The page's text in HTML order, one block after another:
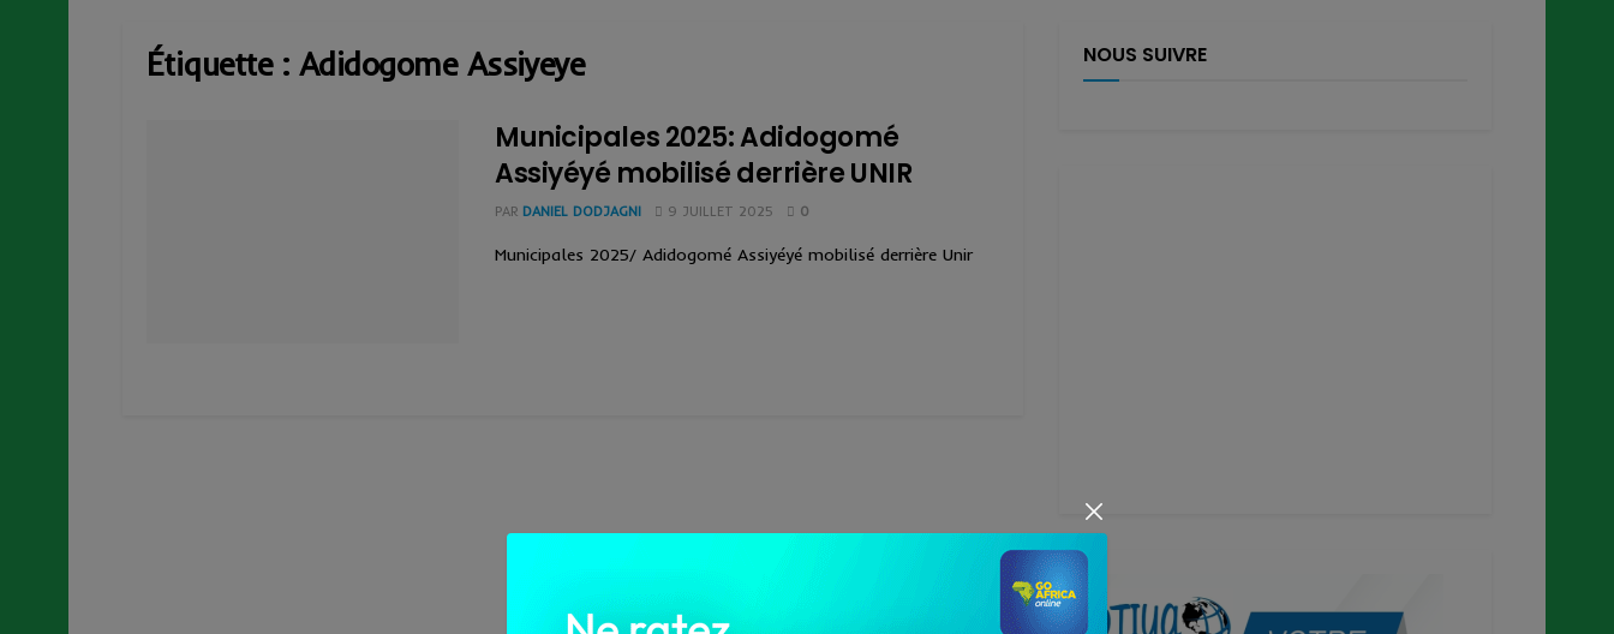
Étiquette : Adidogome Assiyeye
Municipales 2025: Adidogomé
Assiyéyé mobilisé derrière UNIR
PAR DANIEL DODJAGNI 9 JUILLET 2025 0
Municipales 2025/ Adidogomé Assiyéyé mobilisé derrière Unir
NOUS SUIVRE